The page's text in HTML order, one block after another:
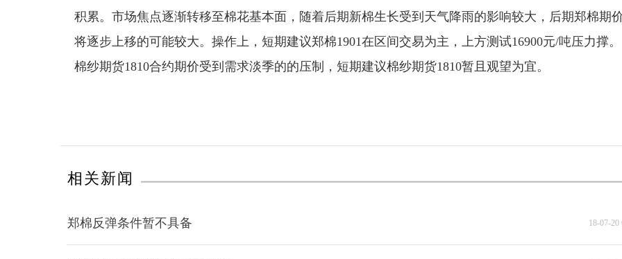
积累。市场焦点逐渐转移至棉花基本面，随着后期新棉生长受到天气降雨的影响较大，后期郑棉期
将逐步上移的可能较大。操作上，短期建议郑棉1901在区间交易为主，上方测试16900元/吨压力撑。
棉纱期货1810合约期价受到需求淡季的的压制，短期建议棉纱期货1810暂且观望为宜。
相关新闻
18-07-20
郑棉反弹条件暂不具备